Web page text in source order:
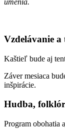
umenia.
Vzdelávanie
Kaštieľ bude aj
Záver mesiaca
inšpirácie.
Hudba,
Program obohatia